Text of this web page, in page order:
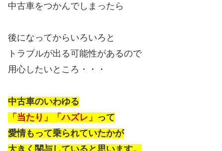
中古車をつかんでしまったら
後になってからいろいろと
トラブルが出る可能性があるので
用心したいところ・・・
中古車のいわゆる
「当たり」「ハズレ」 って
愛情もって乗られていたかが
大きく関与していると思います。